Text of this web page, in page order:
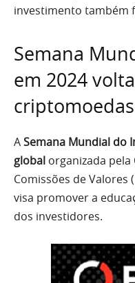
investimento também
Semana
em 2024
ASemana Mundial do
global organizada
Comissões de Valores (
visa promover a
dos investidores.